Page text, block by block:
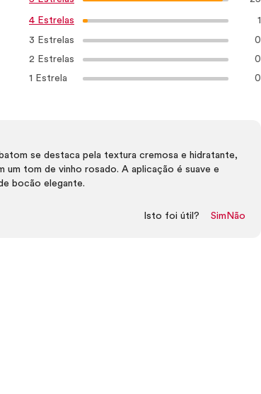
4 Estrelas 1
3 Estrelas
0
2 Estrelas
0
1 Estrela
0
se destaca pela textura cremosa e hidratante,
tom de vinho rosado. A aplicação é suave e
bocão elegante.
Isto foi útil? Sim Não